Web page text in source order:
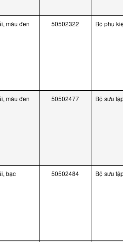
màu đen 50502322 Bộ phụ
màu đen 50502477 Bộ sưu
bạc 50502484 Bộ sưu